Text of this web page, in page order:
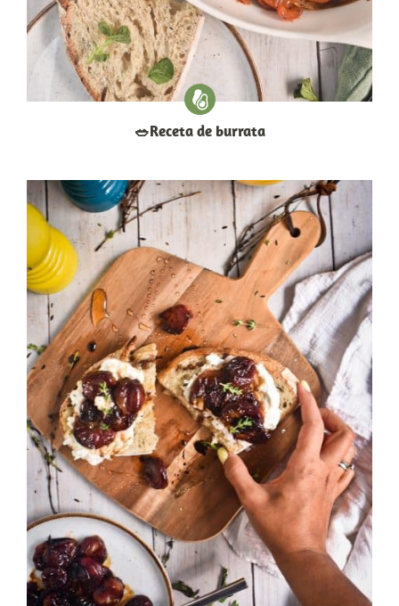
​🥗​Receta de burrata